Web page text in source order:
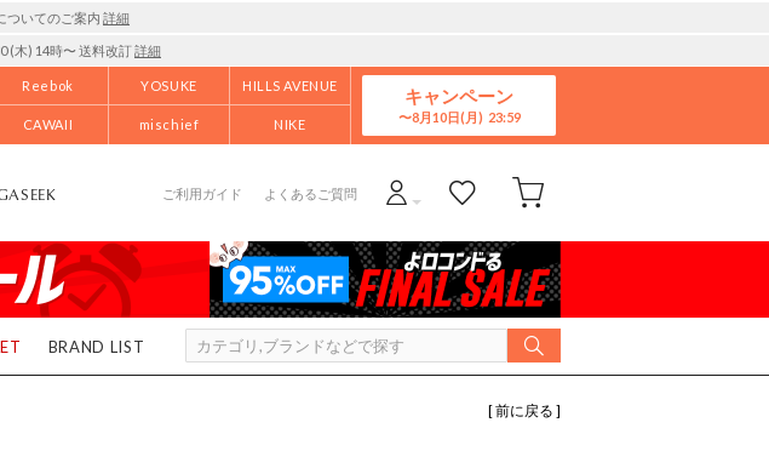
ついてのご案内 詳細
(木) 14時〜 送料改訂詳細
Reebok YOSUKE HILLS AVENUE
CAWAII mischief NIKE
キャンペーン
8月10日(月)
ご利用ガイド よくあるご質問
BRAND LIST
[ 前に戻る ]